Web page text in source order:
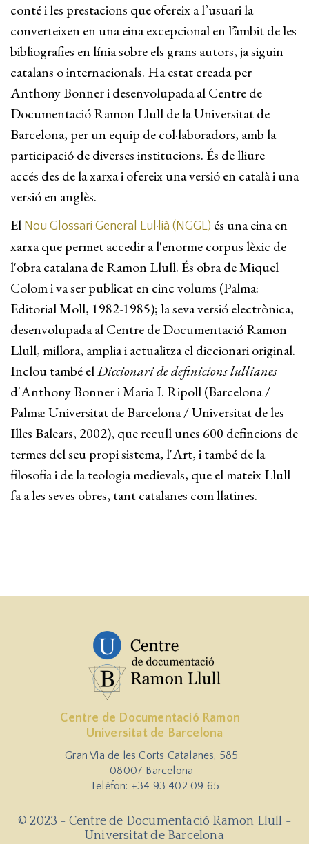
conté i les prestacions que ofereix a l’usuari la
converteixen en una eina excepcional en l’àmbit de les
bibliografies en línia sobre els grans autors, ja siguin
catalans o internacionals. Ha estat creada per
Anthony Bonner i desenvolupada al Centre de
Documentació Ramon Llull de la Universitat de
Barcelona, per un equip de col·laboradors, amb la
participació de diverses institucions. És de lliure
accés des de la xarxa i ofereix una versió en català i una
versió en anglès.
El Nou Glossari General Lul·lià (NGGL) és una eina en
xarxa que permet accedir a l'enorme corpus lèxic de
l'obra catalana de Ramon Llull. És obra de Miquel
Colom i va ser publicat en cinc volums (Palma:
Editorial Moll, 1982-1985); la seva versió electrònica,
desenvolupada al Centre de Documentació Ramon
Llull, millora, amplia i actualitza el diccionari original.
Inclou també elDiccionari de definicions lul·lianes
d'Anthony Bonner i Maria I. Ripoll (Barcelona /
Palma: Universitat de Barcelona / Universitat de les
Illes Balears, 2002), que recull unes 600 defincions de
termes del seu propi sistema, l'Art, i també de la
filosofia i de la teologia medievals, que el mateix Llull
fa a les seves obres, tant catalanes com llatines.
Centre de Documentació Ramon
Universitat de Barcelona
Gran Via de les Corts Catalanes, 585
08007 Barcelona
Telèfon: +34 93 402 09 65
© 2023 - Centre de Documentació Ramon Llull -
Universitat de Barcelona